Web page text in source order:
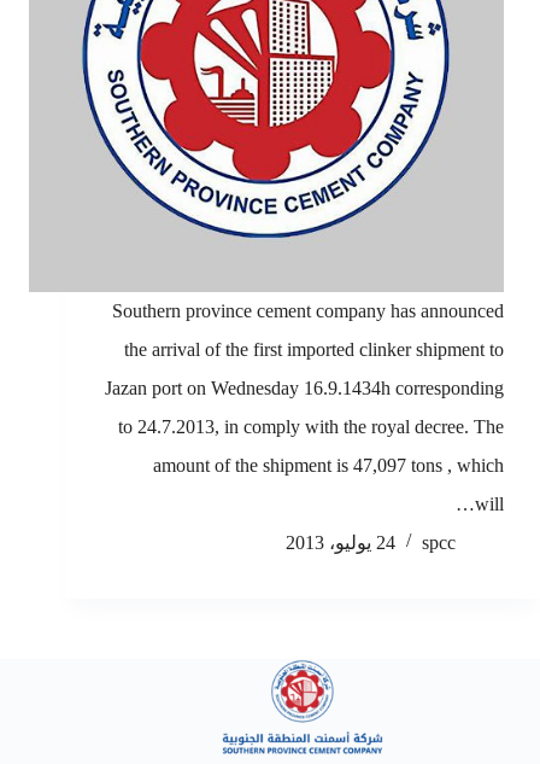
Southern province cement company has announced
the arrival of the first imported clinker shipment to
Jazan port on Wednesday 16.9.1434h corresponding
to 24.7.2013, in comply with the royal decree. The
amount of the shipment is 47,097 tons , which
will…
spcc
24 يوليو، 2013